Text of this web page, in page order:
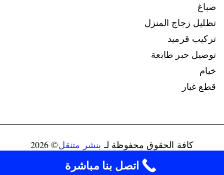
صباغ
تظليل زجاج المنزل
تركيب قرميد
توصيل حبر طابعة
خيام
قطع غيار
كافة الحقوق محفوظة لـ بنشر متنقل© 2026
connect@ads-kuwait.net
+96598080146‬اتصل بنا مباشرة